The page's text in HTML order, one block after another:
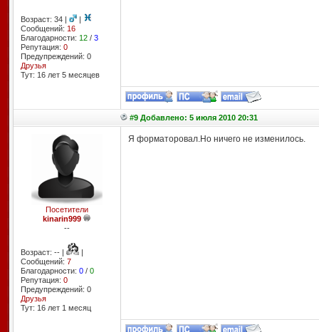
Возраст: 34 |
|
Сообщений: 16
Благодарности: 12/ 3
Репутация: 0
Предупреждений: 0
Друзья
Тут: 16 лет 5 месяцев
#9 Добавлено: 5 июля 2010 20:31
Посетители
kinarin999
--
Возраст: -- |
|
Сообщений: 7
Благодарности: 0/ 0
Репутация: 0
Предупреждений: 0
Друзья
Тут: 16 лет 1 месяц
Я форматоровал.Но ничего не изменилось.